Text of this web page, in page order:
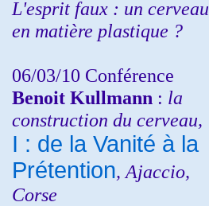
L'esprit faux : un cerveau
en matière plastique ?
06/03/10 Conférence
Benoit Kullmann : la
construction du cerveau,
I : de la Vanité à la
Prétention, Ajaccio,
Corse